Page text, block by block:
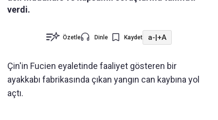
verdi.
Özetle Dinle Kaydet a-|+A
Çin'in Fucien eyaletinde faaliyet gösteren bir
ayakkabı fabrikasında çıkan yangın can kaybına yol
açtı.